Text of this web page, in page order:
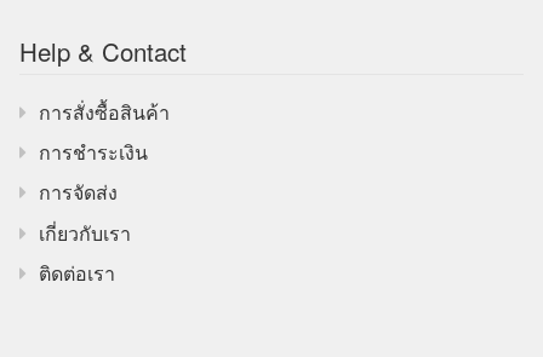
Help & Contact
การสั่งซื้อสินค้า
การชำระเงิน
การจัดส่ง
เกี่ยวกับเรา
ติดต่อเรา